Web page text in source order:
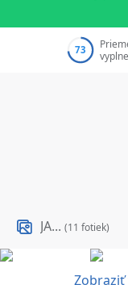
73
JA...(11 fotiek)